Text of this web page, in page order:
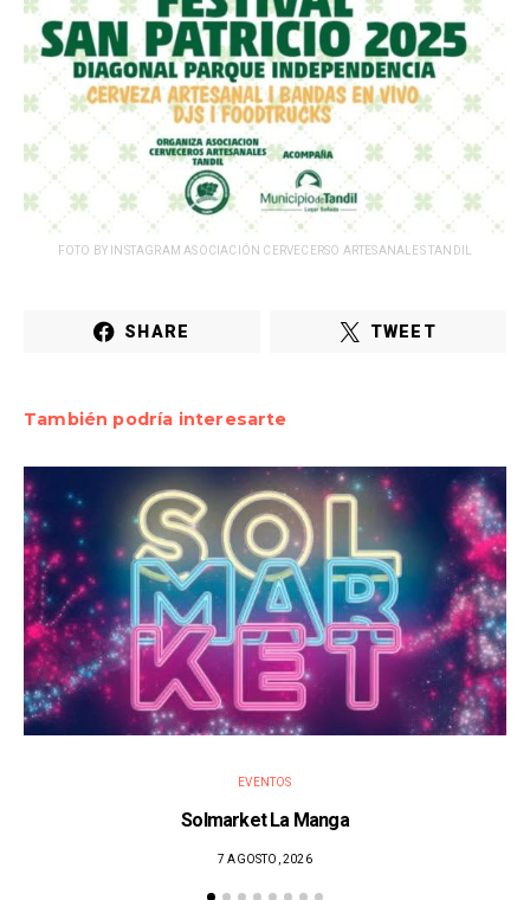
FOTO BY INSTAGRAM ASOCIACIÓN CERVECERSO ARTESANALES TANDIL
SHARE TWEET
También podría interesarte
EVENTOS
Solmarket La Manga
7 AGOSTO, 2026